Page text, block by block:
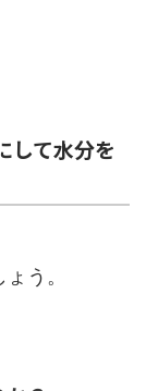
して水分を
う。